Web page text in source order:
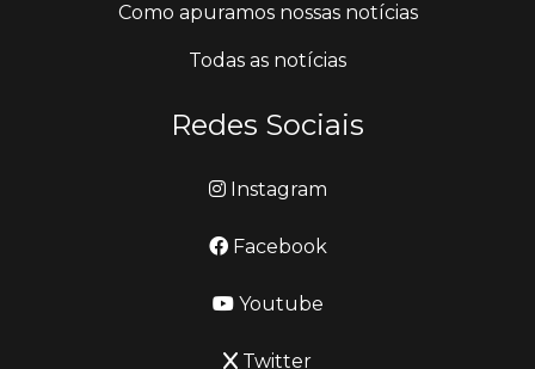
Como apuramos nossas notícias
Todas as notícias
Redes Sociais
Instagram
Facebook
Youtube
Twitter